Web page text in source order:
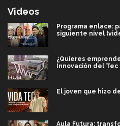
Videos
Programa enlace:
siguiente nivel
¿Quieres
Innovación del Tec
El joven que hizo
Aula Futura: